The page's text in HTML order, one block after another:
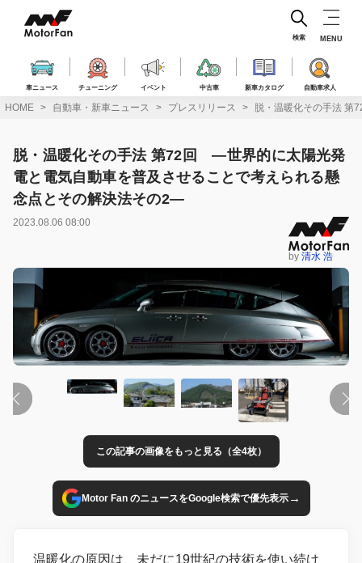
ス
車ニュース チューニング イベント 中古車 新車カタログ 自動車求人
検索 MENU
HOME 自動車・新車ニュース プレスリリース 脱・温暖化その手法
脱・温暖化その手法 第72回 ―世界的に太陽光発
電と電気自動車を普及させることで考えられる懸
念点とその解決法その2―
2023.08.06 08:00
by 清水 浩
この記事の画像をもっと見る（全4枚）
Motor Fan のニュースをGoogle検索で優先表示→
温暖化の原因は、未だに19世紀の技術を使い続け